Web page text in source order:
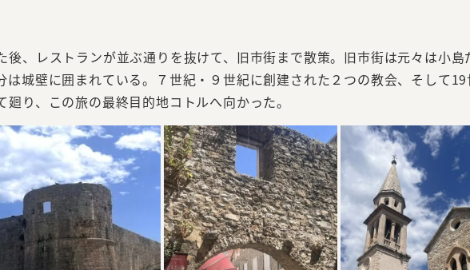
後、レストランが並ぶ通りを抜けて、旧市街まで散策。旧市街は元々は小島
は城壁に囲まれている。７世紀・９世紀に創建された２つの教会、そして19
り、この旅の最終目的地コトルへ向かった。